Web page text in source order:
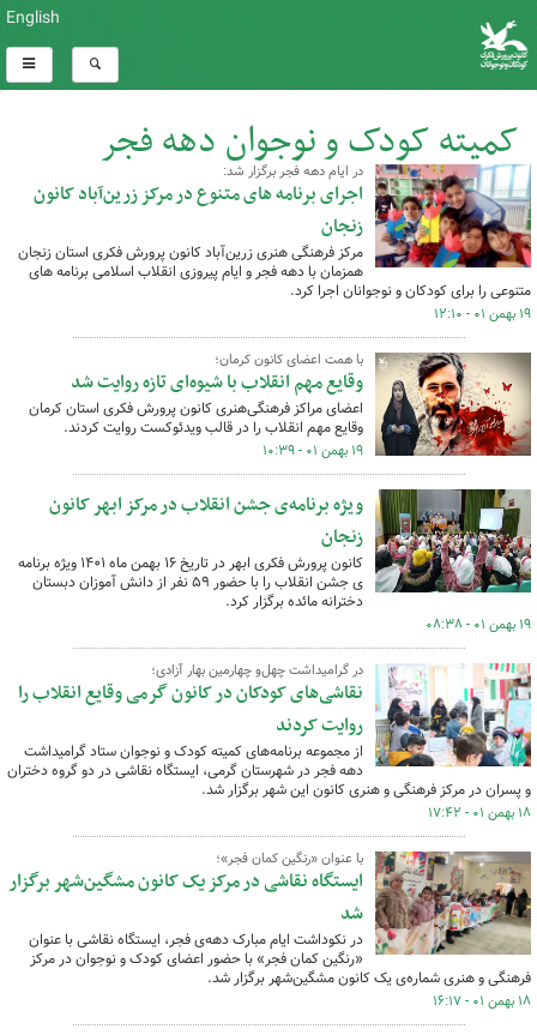
English
کمیته کودک و نوجوان دهه فجر
کل اخبار:286
در ایام دهه فجر برگزار شد:
اجرای برنامه های متنوع در مرکز زرین‌آباد کانون
زنجان
مرکز فرهنگی هنری زرین‌آباد کانون پرورش فکری استان زنجان
همزمان با دهه فجر و ایام پیروزی انقلاب اسلامی برنامه های
متنوعی را برای کودکان و نوجوانان اجرا کرد.
۱۹ بهمن ۰۱ - ۱۲:۱۰
با همت اعضای کانون کرمان؛
وقایع مهم انقلاب با شیوه‌ای تازه روایت شد
اعضای مراکز فرهنگی‌هنری کانون پرورش فکری استان کرمان
وقایع مهم انقلاب را در قالب ویدئوکست روایت کردند.
۱۹ بهمن ۰۱ - ۱۰:۳۹
ویژه برنامه‌ی جشن انقلاب در مرکز ابهر کانون
زنجان
کانون پرورش فکری ابهر در تاریخ ۱۶ بهمن ماه ۱۴۰۱ ویژه برنامه
ی جشن انقلاب را با حضور ۵۹ نفر از دانش آموزان دبستان
دخترانه مائده برگزار کرد.
۱۹ بهمن ۰۱ - ۰۸:۳۸
در گرامیداشت چهل‌و چهارمین بهار آزادی؛
نقاشی‌های کودکان در کانون گرمی وقایع انقلاب را
روایت کردند
از مجموعه برنامه‌های کمیته کودک و نوجوان ستاد گرامیداشت
دهه فجر در شهرستان گرمی، ایستگاه نقاشی در دو گروه دختران
و پسران در مرکز فرهنگی و هنری کانون این شهر برگزار شد.
۱۸ بهمن ۰۱ - ۱۷:۴۲
با عنوان «رنگین کمان فجر»؛
ایستگاه نقاشی در مرکز یک کانون مشگین‌شهر برگزار
شد
در نکوداشت ایام مبارک دهه‌ی فجر، ایستگاه نقاشی با عنوان
«رنگین کمان فجر» با حضور اعضای کودک و نوجوان در مرکز
فرهنگی و هنری شماره‌ی یک کانون مشگین‌شهر برگزار شد.
۱۸ بهمن ۰۱ - ۱۶:۱۷